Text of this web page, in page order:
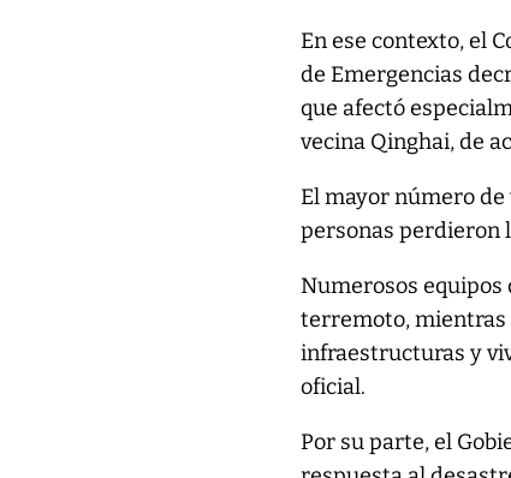
En ese contexto, el
de Emergencias
que afectó
vecina Qinghai, de
El mayor número
personas perdieron
Numerosos equipos
terremoto, mientras
infraestructuras y
oficial.
Por su parte, el